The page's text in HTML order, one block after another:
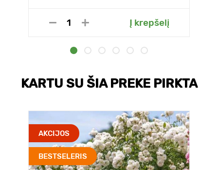
Į krepšelį
KARTU SU ŠIA PREKE PIRKTA
AKCIJOS
BESTSELERIS